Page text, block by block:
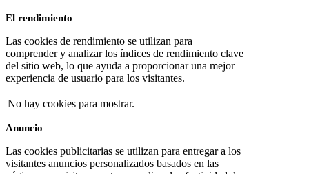
El rendimiento
Las cookies de rendimiento se utilizan para
comprender y analizar los índices de rendimiento clave
del sitio web, lo que ayuda a proporcionar una mejor
experiencia de usuario para los visitantes.
No hay cookies para mostrar.
Anuncio
Las cookies publicitarias se utilizan para entregar a los
visitantes anuncios personalizados basados ​​en las